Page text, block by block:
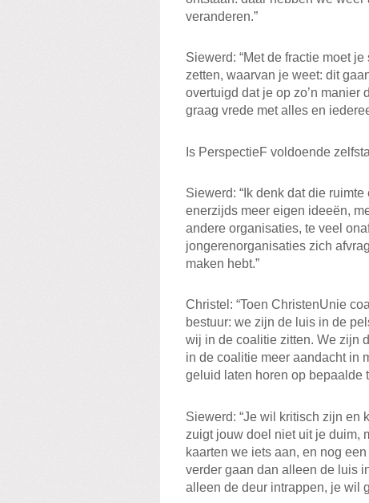
veranderen.”
Siewerd: “Met de fractie moet
zetten, waarvan je weet: dit
overtuigd dat je op zo’n manier
graag vrede met alles en
Is PerspectieF voldoende
Siewerd: “Ik denk dat die
enerzijds meer eigen ideeën,
andere organisaties, te veel
jongerenorganisaties zich
maken hebt.”
Christel: “Toen ChristenUnie
bestuur: we zijn de luis in de
wij in de coalitie zitten. We zijn
in de coalitie meer aandacht in
geluid laten horen op bepaalde
Siewerd: “Je wil kritisch zijn en
zuigt jouw doel niet uit je duim,
kaarten we iets aan, en nog
verder gaan dan alleen de luis
alleen de deur intrappen, je wil